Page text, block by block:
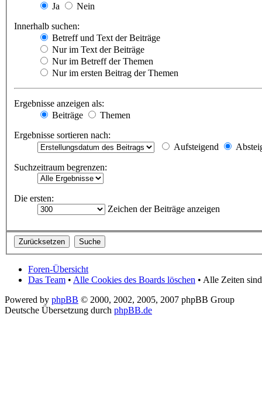
Ja
Nein
Innerhalb suchen:
Betreff und Text der Beiträge
Nur im Text der Beiträge
Nur im Betreff der Themen
Nur im ersten Beitrag der Themen
Ergebnisse anzeigen als:
Beiträge
Themen
Ergebnisse sortieren nach:
Aufsteigend
Suchzeitraum begrenzen:
Die ersten:
Zeichen der Beiträge anzeigen
Foren-Übersicht
Das Team • Alle Cookies des Boards löschen • Alle Zeiten
Powered by phpBB © 2000, 2002, 2005, 2007 phpBB Group
Deutsche Übersetzung durch phpBB.de